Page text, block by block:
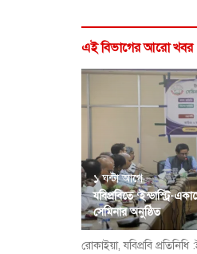
এই বিভাগের আরো খবর
১ ঘন্টা আগে
যবিপ্রবিতে ‘ইন্ডাস্ট্রি-
সেমিনার অনুষ্ঠিত
রোকাইয়া, যবিপ্রবি